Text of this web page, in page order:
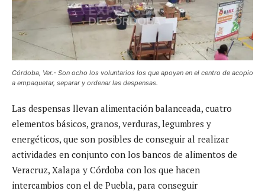
Córdoba, Ver.- Son ocho los voluntarios los que apoyan en el centro de acopio
a empaquetar, separar y ordenar las despensas.
Las despensas llevan alimentación balanceada, cuatro
elementos básicos, granos, verduras, legumbres y
energéticos, que son posibles de conseguir al realizar
actividades en conjunto con los bancos de alimentos de
Veracruz, Xalapa y Córdoba con los que hacen
intercambios con el de Puebla, para conseguir